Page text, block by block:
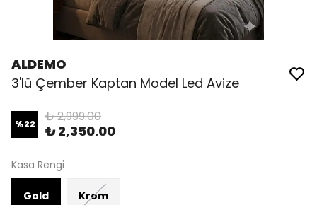
ALDEMO
3'lü Çember Kaptan Model Led Avize
%22 ₺ 2,999.00
₺ 2,350.00
Kasa Rengi
Gold Krom